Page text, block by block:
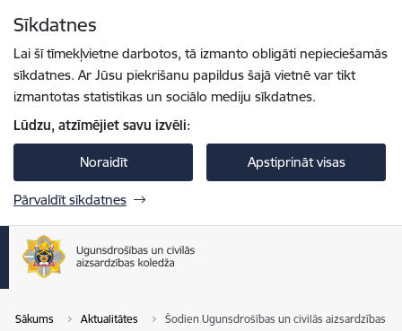
Sīkdatnes
Lai šī tīmekļvietne darbotos, tā izmanto obligāti nepieciešamās
sīkdatnes. Ar Jūsu piekrišanu papildus šajā vietnē var tikt
izmantotas statistikas un sociālo mediju sīkdatnes.
Lūdzu, atzīmējiet savu izvēli:
Noraidīt Apstiprināt visas
Pārvaldīt sīkdatnes
Sākums Aktualitātes Šodien Ugunsdrošības un civilās aizsardzības